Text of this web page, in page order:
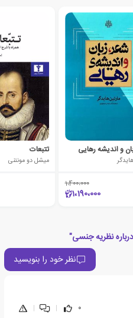
و اندیشه رهایی
1،400،000
1،190،000
تتبعات
میشل دو مونتنی
نظریه جنسی"
نظر خود را بنویسید
0
|
|